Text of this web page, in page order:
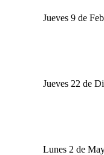
Jueves 9 de
Jueves 22 de
Lunes 2 de